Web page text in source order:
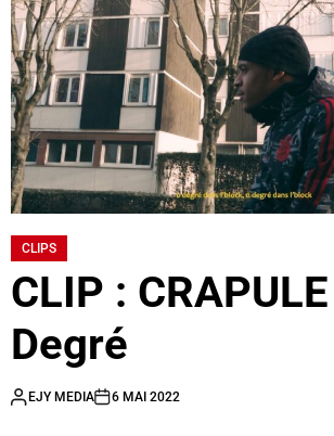
CLIPS
CLIP :
Degré
EJY MEDIA 6 MAI 2022